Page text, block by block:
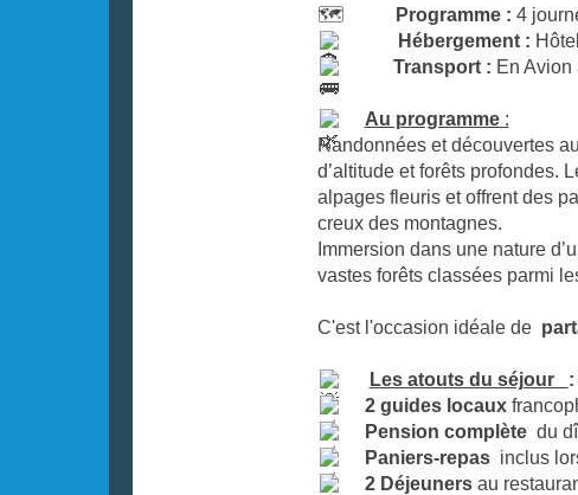
🗺️
Programme : 4
Hébergement :
Transport : En Avion
Au programme :
Randonnées et découvertes
d’altitude et forêts profondes.
alpages fleuris et offrent des
creux des montagnes.
Immersion dans une nature
vastes forêts classées parmi
C'est l'occasion idéale de
Les atouts du séjour
2 guides locaux
Pension complète du
Paniers-repas inclus
2 Déjeuners au